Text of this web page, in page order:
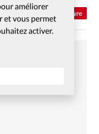
améliorer
et vous permet
activer.
Culture